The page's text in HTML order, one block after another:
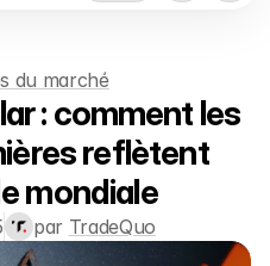
du marché
: comment les
reflètent
mondiale
par TradeQuo